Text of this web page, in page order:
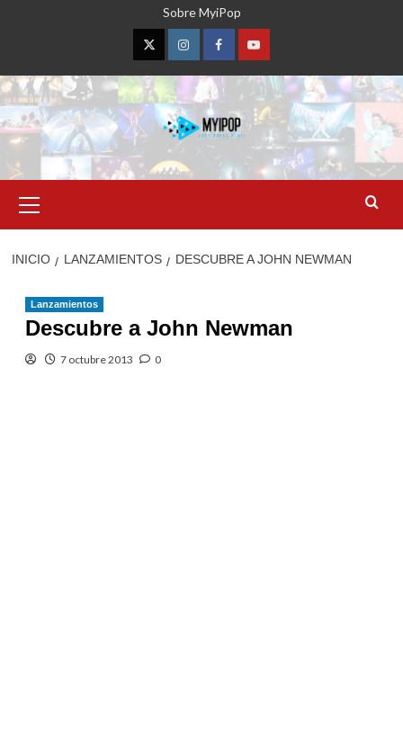
Sobre MyiPop
TwitterInstagramFacebookYouTube
primario
INICIO LANZAMIENTOS DESCUBRE A JOHN NEWMAN
Lanzamientos
Descubre a John Newman
7 octubre 2013 0